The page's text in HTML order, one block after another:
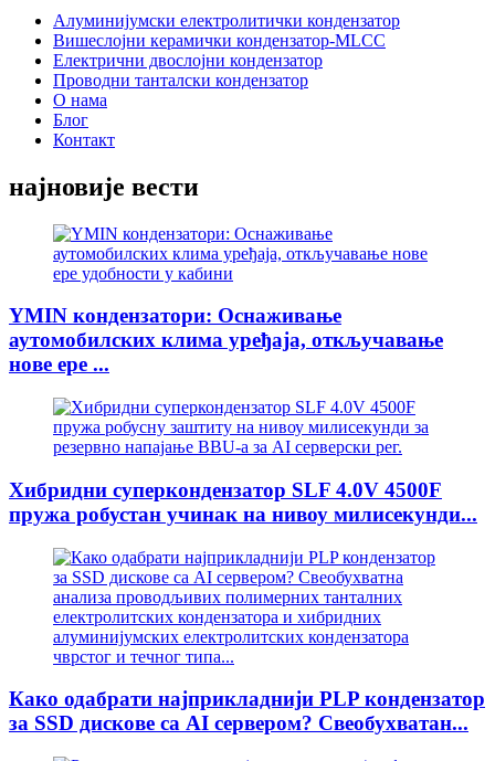
Алуминијумски електролитички кондензатор
Вишеслојни керамички кондензатор-MLCC
Електрични двослојни кондензатор
Проводни танталски кондензатор
О нама
Блог
Контакт
најновије вести
YMIN кондензатори: Оснаживање
аутомобилских клима уређаја, откључавање
нове ере ...
Хибридни суперкондензатор SLF 4.0V 4500F
пружа робустан учинак на нивоу милисекунди...
Како одабрати најприкладнији PLP кондензатор
за SSD дискове са AI сервером? Свеобухватан...